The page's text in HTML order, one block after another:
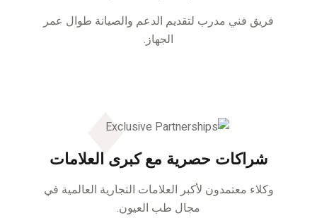
فريق فني مدرب لتقديم الدعم والصيانة طوال عمر
الجهاز.
شراكات حصرية مع كبرى العلامات
وكلاء معتمدون لأكبر العلامات التجارية العالمية في
مجال طب العيون.